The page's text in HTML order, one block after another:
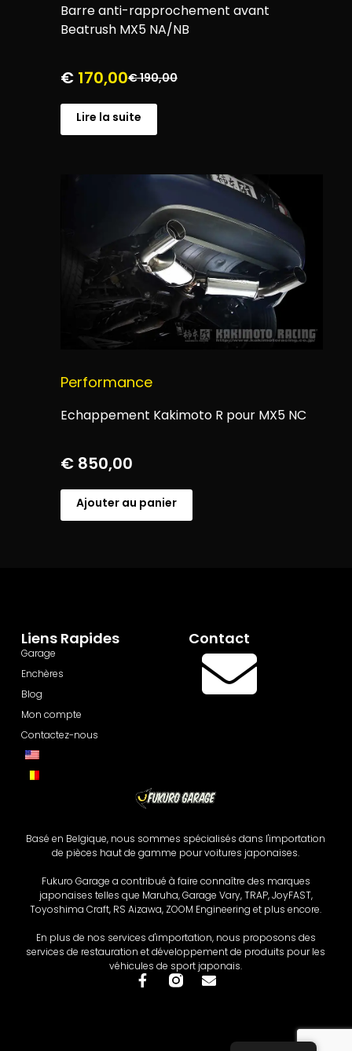
Barre anti-rapprochement avant
Beatrush MX5 NA/NB
€190,00
€170,00
Lire la suite
Performance
Echappement Kakimoto R pour MX5 NC
€850,00
Ajouter au panier
Basé en Belgique, nous sommes spécialisés dans l'importation
de pièces haut de gamme pour voitures japonaises.
Fukuro Garage a contribué à faire connaître des marques
japonaises telles que Maruha, Garage Vary, TRAP, JoyFAST,
Toyoshima Craft, RS Aizawa, ZOOM Engineering et plus encore.
En plus de nos services d'importation, nous proposons des
services de restauration et développement de produits pour les
véhicules de sport japonais.
Liens Rapides
Garage
Enchères
Blog
Mon compte
Contactez-nous
Contact